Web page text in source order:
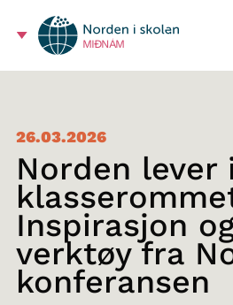
MIÐNÁM
26.03.2026
Norden lever
Inspirasjon
verktøy fra
konferansen